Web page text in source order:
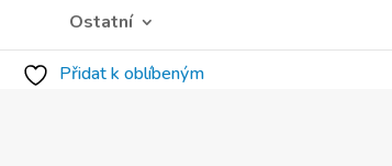
Ostatní
Přidat k oblíbeným